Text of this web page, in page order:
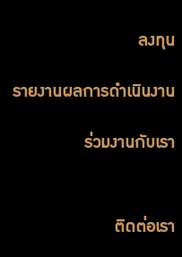
ลงทุน
รายงานผลการดำเนินงาน
ร่วมงานกับเรา
ติดต่อเรา